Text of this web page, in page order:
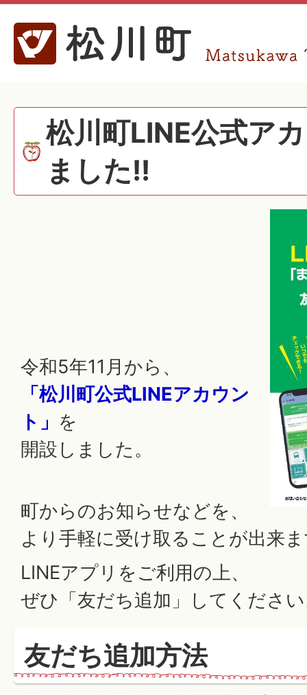
松川町LINE公式ア
ました!!
令和5年11月から、
「松川町公式LINEアカウン
ト」 を
開設しました。
町からのお知らせなどを、
より手軽に受け取ることが出来
LINEアプリをご利用の上、
ぜひ「友だち追加」してくださ
友だち追加方法